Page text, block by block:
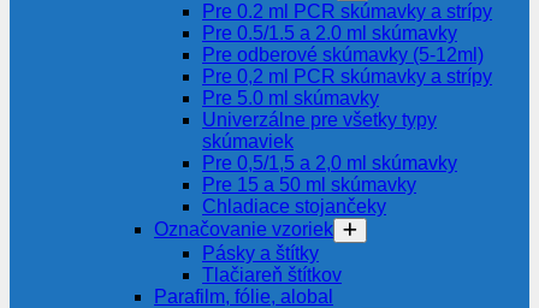
Pre 0.2 ml PCR skúmavky a strípy
Pre 0.5/1.5 a 2.0 ml skúmavky
Pre odberové skúmavky (5-12ml)
Pre 0,2 ml PCR skúmavky a strípy
Pre 5.0 ml skúmavky
Univerzálne pre všetky typy
skúmaviek
Pre 0,5/1,5 a 2,0 ml skúmavky
Pre 15 a 50 ml skúmavky
Chladiace stojančeky
Označovanie vzoriek
Pásky a štítky
Tlačiareň štítkov
Parafilm, fólie, alobal